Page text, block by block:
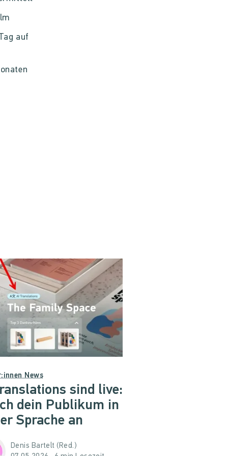
auf
News
sind live:
dein Publikum in
Sprache an
Denis Bartelt (Red.)